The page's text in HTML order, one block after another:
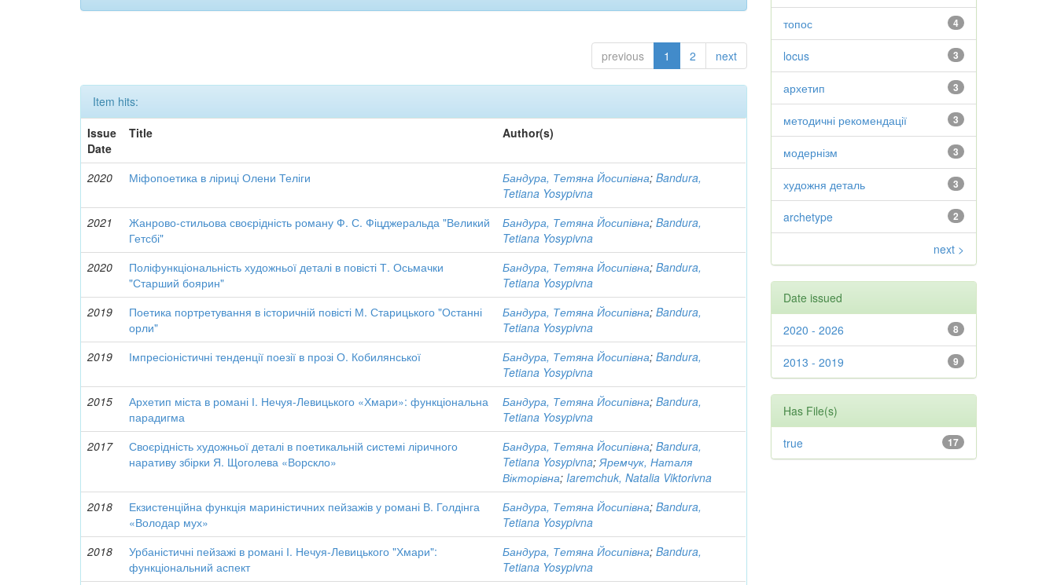
previous 1 2 next
Item hits:
Issue
Date
Title Author(s)
2020 Міфопоетика в ліриці Олени Теліги Бандура, Тетяна Йосипівна;Bandura,
Tetiana Yosypivna
2021
Жанрово-стильова своєрідність роману Ф. С. Фіцджеральда "Великий
Гетсбі"
Бандура, Тетяна Йосипівна;Bandura,
Tetiana Yosypivna
2020
Поліфункціональність художньої деталі в повісті Т. Осьмачки
"Старший боярин"
Бандура, Тетяна Йосипівна;Bandura,
Tetiana Yosypivna
2019
Поетика портретування в історичній повісті М. Старицького "Останні
орли"
Бандура, Тетяна Йосипівна;Bandura,
Tetiana Yosypivna
2019
Імпресіоністичні тенденції поезії в прозі О. Кобилянської Бандура, Тетяна Йосипівна;Bandura,
Tetiana Yosypivna
2015
Архетип міста в романі І. Нечуя-Левицького «Хмари»: функціональна
парадигма
Бандура, Тетяна Йосипівна;Bandura,
Tetiana Yosypivna
2017
Своєрідність художньої деталі в поетикальній системі ліричного
наративу збірки Я. Щоголева «Ворскло»
Бандура, Тетяна Йосипівна;Bandura,
Tetiana Yosypivna;Яремчук, Наталя
Вікторівна;Iaremchuk, Natalia Viktorivna
2018
Екзистенційна функція мариністичних пейзажів у романі В. Голдінга
«Володар мух»
Бандура, Тетяна Йосипівна;Bandura,
Tetiana Yosypivna
2018
Урбаністичні пейзажі в романі І. Нечуя-Левицького "Хмари":
функціональний аспект
Бандура, Тетяна Йосипівна;Bandura,
Tetiana Yosypivna
4
топос
3
locus
3
архетип
3
методичні рекомендації
3
модернізм
3
художня деталь
2
archetype
next >
Date issued
8
2020 - 2026
9
2013 - 2019
Has File(s)
17
true